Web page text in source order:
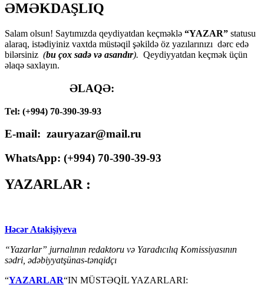
ƏMƏKDAŞLIQ
Salam olsun! Saytımızda qeydiyatdan keçməklə “YAZAR” statusu
alaraq, istədiyiniz vaxtda müstəqil şəkildə öz yazılarınızı dərc edə
bilərsiniz (bu çox sadə və asandır). Qeydiyyatdan keçmək üçün
əlaqə saxlayın.
ƏLAQƏ:
Tel: (+994) 70-390-39-93
E-mail: zauryazar@mail.ru
WhatsApp: (+994) 70-390-39-93
YAZARLAR :
Həcər Atakişiyeva
“Yazarlar” jurnalının redaktoru və Yaradıcılıq Komissiyasının
sədri, ədəbiyyatşünas-tənqidçı
“YAZARLAR“IN MÜSTƏQİL YAZARLARI: